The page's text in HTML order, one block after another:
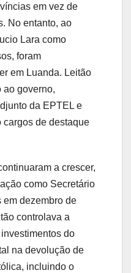
em vez de
No entanto, ao
Lara como
foram
em Luanda. Leitão
ao governo,
da EPTEL e
cargos de destaque
a crescer,
como Secretário
dezembro de
controlava a
do
na devolução de
incluindo o